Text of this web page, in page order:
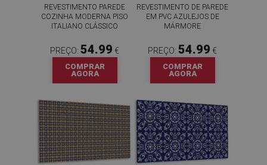
REVESTIMENTO PAREDE
COZINHA MODERNA PISO
ITALIANO CLÁSSICO
PREÇO: 54.99 €
COMPRAR
AGORA
REVESTIMENTO DE PAREDE
EM PVC AZULEJOS DE
MÁRMORE
PREÇO: 54.99 €
COMPRAR
AGORA